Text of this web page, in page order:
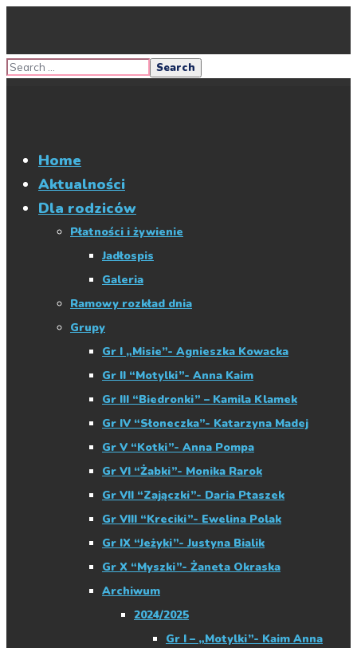
Home
Aktualności
Dla rodziców
Płatności i żywienie
Jadłospis
Galeria
Ramowy rozkład dnia
Grupy
Gr I „Misie”- Agnieszka Kowacka
Gr II “Motylki”- Anna Kaim
Gr III “Biedronki” – Kamila Klamek
Gr IV “Słoneczka”- Katarzyna Madej
Gr V “Kotki”- Anna Pompa
Gr VI “Żabki”- Monika Rarok
Gr VII “Zajączki”- Daria Ptaszek
Gr VIII “Kreciki”- Ewelina Polak
Gr IX “Jeżyki”- Justyna Bialik
Gr X “Myszki”- Żaneta Okraska
Archiwum
2024/2025
Gr I – „Motylki”- Kaim Anna